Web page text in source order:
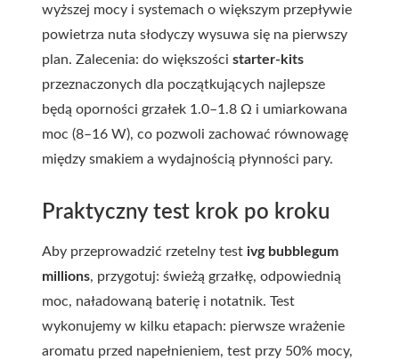
wyższej mocy i systemach o większym przepływie
powietrza nuta słodyczy wysuwa się na pierwszy
plan. Zalecenia: do większości starter-kits
przeznaczonych dla początkujących najlepsze
będą oporności grzałek 1.0–1.8 Ω i umiarkowana
moc (8–16 W), co pozwoli zachować równowagę
między smakiem a wydajnością płynności pary.
Praktyczny test krok po kroku
Aby przeprowadzić rzetelny test ivg bubblegum
millions, przygotuj: świeżą grzałkę, odpowiednią
moc, naładowaną baterię i notatnik. Test
wykonujemy w kilku etapach: pierwsze wrażenie
aromatu przed napełnieniem, test przy 50% mocy,